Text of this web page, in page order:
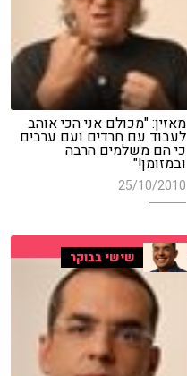
מאזין: "מכולם אני הכי אוהב
לעבוד עם חרדים ועם ערבים
כי הם משלמים הרבה
ובמזומן!"
25/10/2010
שישי בבוקר